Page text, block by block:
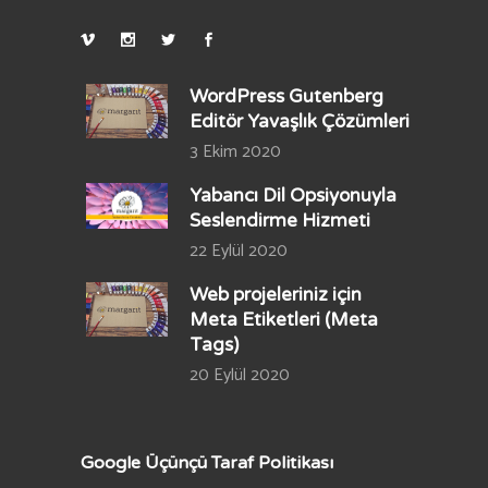
WordPress Gutenberg
Editör Yavaşlık Çözümleri
3 Ekim 2020
Yabancı Dil Opsiyonuyla
Seslendirme Hizmeti
22 Eylül 2020
Web projeleriniz için
Meta Etiketleri (Meta
Tags)
20 Eylül 2020
Google Üçünçü Taraf Politikası